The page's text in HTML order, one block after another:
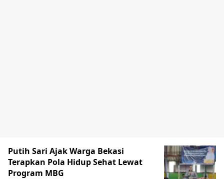
Putih Sari Ajak Warga Bekasi
Terapkan Pola Hidup Sehat Lewat
Program MBG